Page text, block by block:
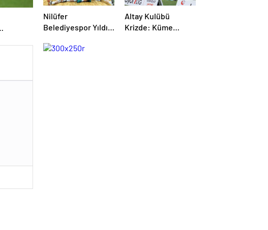
Nilüfer
Belediyespor Yıldız
Takımı, Türkiye
Altay Kulübü
Krizde: Küme